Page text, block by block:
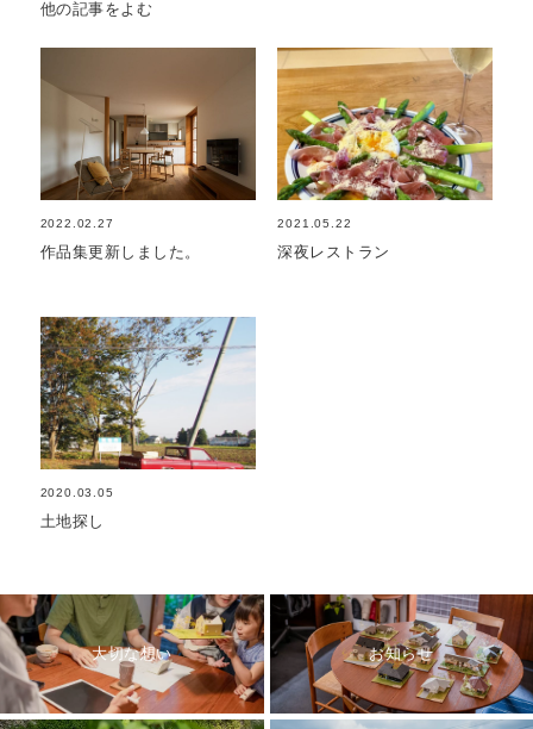
他の記事をよむ
2022.02.27
作品集更新しました。
2021.05.22
深夜レストラン
2020.03.05
土地探し
大切な想い お知らせ